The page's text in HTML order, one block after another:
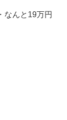
なんと19万円